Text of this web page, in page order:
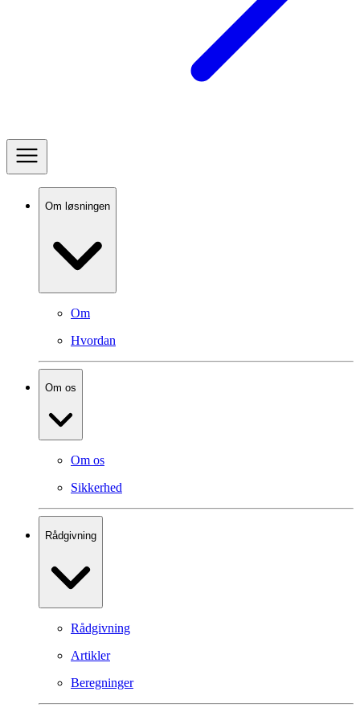
Om løsningen
Om
Hvordan
Om os
Om os
Sikkerhed
Rådgivning
Rådgivning
Artikler
Beregninger